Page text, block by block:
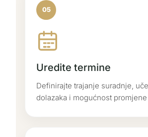
05
Uredite termine
Definirajte trajanje suradnje,
dolazaka i mogućnost